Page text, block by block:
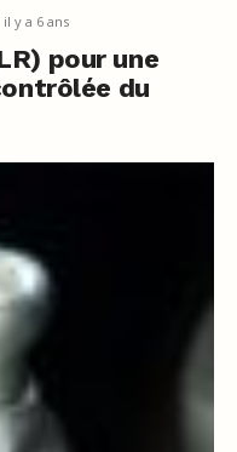
il y a 6 ans
pour une
du